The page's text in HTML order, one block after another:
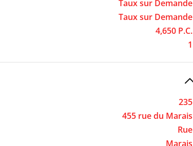
Taux sur Demande
Taux sur Demande
4,650 P.C.
1
235
455 rue du Marais
Rue
Marais